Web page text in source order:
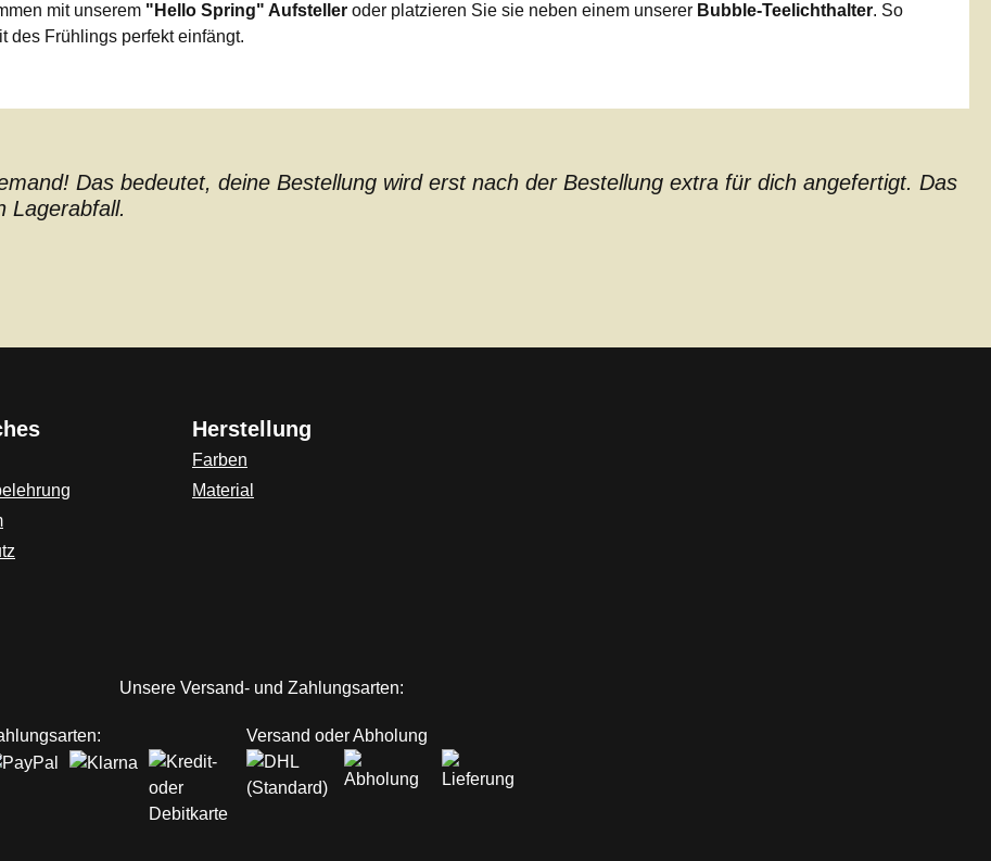
mit unserem "Hello Spring" Aufsteller oder platzieren Sie sie neben einem unserer Bubble-Teelichthalter. So
des Frühlings perfekt einfängt.
Das bedeutet, deine Bestellung wird erst nach der Bestellung extra für dich angefertigt. Das
Lagerabfall.
Herstellung
Farben
Material
Unsere Versand- und Zahlungsarten:
Versand oder Abholung